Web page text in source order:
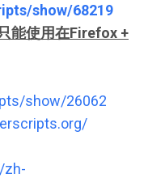
show/68219
能使用在Firefox +
show/26062
zh-